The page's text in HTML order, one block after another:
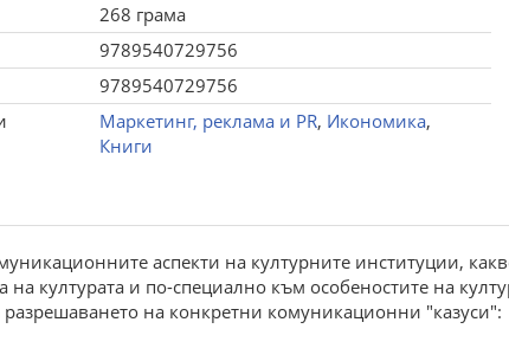
268 грама
9789540729756
9789540729756
Маркетинг, реклама и PR, Икономика,
Книги
аспекти на културните институции,
на културата и по-специално към особеностите на
разрешаването на конкретни комуникационни "казуси":